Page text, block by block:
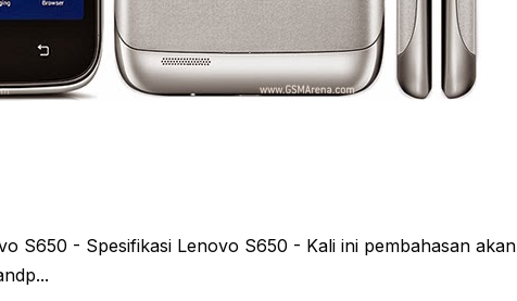
S650 - Spesifikasi Lenovo S650 - Kali ini pembahasan akan